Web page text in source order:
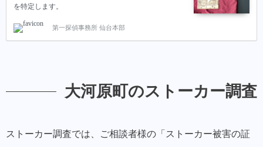
を特定します。
第一探偵事務所 仙台本部
大河原町のストーカー調査
ストーカー調査では、ご相談者様の「ストーカー被害の証